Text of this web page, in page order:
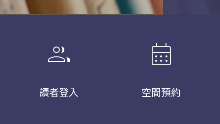
group
讀者登入
calendar_month
空間預約